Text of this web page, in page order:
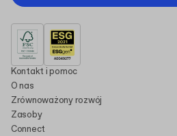
Kontakt i pomoc
O nas
Zrównoważony rozwój
Zasoby
Connect